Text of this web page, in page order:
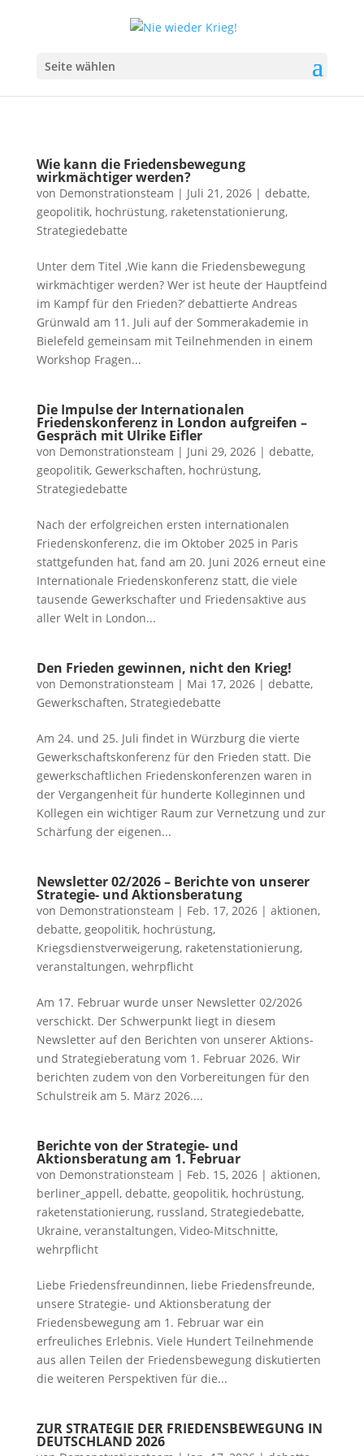
Seite wählen
Wie kann die Friedensbewegung
wirkmächtiger werden?
von Demonstrationsteam | Juli 21, 2026| debatte,
geopolitik, hochrüstung, raketenstationierung,
Strategiedebatte
Unter dem Titel ‚Wie kann die Friedensbewegung
wirkmächtiger werden? Wer ist heute der Hauptfeind
im Kampf für den Frieden?‘ debattierte Andreas
Grünwald am 11. Juli auf der Sommerakademie in
Bielefeld gemeinsam mit Teilnehmenden in einem
Workshop Fragen...
Die Impulse der Internationalen
Friedenskonferenz in London aufgreifen –
Gespräch mit Ulrike Eifler
von Demonstrationsteam | Juni 29, 2026| debatte,
geopolitik, Gewerkschaften, hochrüstung,
Strategiedebatte
Nach der erfolgreichen ersten internationalen
Friedenskonferenz, die im Oktober 2025 in Paris
stattgefunden hat, fand am 20. Juni 2026 erneut eine
Internationale Friedenskonferenz statt, die viele
tausende Gewerkschafter und Friedensaktive aus
aller Welt in London...
Den Frieden gewinnen, nicht den Krieg!
von Demonstrationsteam | Mai 17, 2026| debatte,
Gewerkschaften, Strategiedebatte
Am 24. und 25. Juli findet in Würzburg die vierte
Gewerkschaftskonferenz für den Frieden statt. Die
gewerkschaftlichen Friedenskonferenzen waren in
der Vergangenheit für hunderte Kolleginnen und
Kollegen ein wichtiger Raum zur Vernetzung und zur
Schärfung der eigenen...
Newsletter 02/2026 – Berichte von unserer
Strategie- und Aktionsberatung
von Demonstrationsteam | Feb. 17, 2026| aktionen,
debatte, geopolitik, hochrüstung,
Kriegsdienstverweigerung, raketenstationierung,
veranstaltungen, wehrpflicht
Am 17. Februar wurde unser Newsletter 02/2026
verschickt. Der Schwerpunkt liegt in diesem
Newsletter auf den Berichten von unserer Aktions-
und Strategieberatung vom 1. Februar 2026. Wir
berichten zudem von den Vorbereitungen für den
Schulstreik am 5. März 2026....
Berichte von der Strategie- und
Aktionsberatung am 1. Februar
von Demonstrationsteam | Feb. 15, 2026| aktionen,
berliner_appell, debatte, geopolitik, hochrüstung,
raketenstationierung, russland, Strategiedebatte,
Ukraine, veranstaltungen, Video-Mitschnitte,
wehrpflicht
Liebe Friedensfreundinnen, liebe Friedensfreunde,
unsere Strategie- und Aktionsberatung der
Friedensbewegung am 1. Februar war ein
erfreuliches Erlebnis. Viele Hundert Teilnehmende
aus allen Teilen der Friedensbewegung diskutierten
die weiteren Perspektiven für die...
ZUR STRATEGIE DER FRIEDENSBEWEGUNG IN
DEUTSCHLAND 2026